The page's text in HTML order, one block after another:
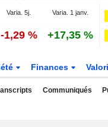
Varia. 5j. Varia. 1 janv.
-1,29 % +17,35 %
Finances
Communiqués